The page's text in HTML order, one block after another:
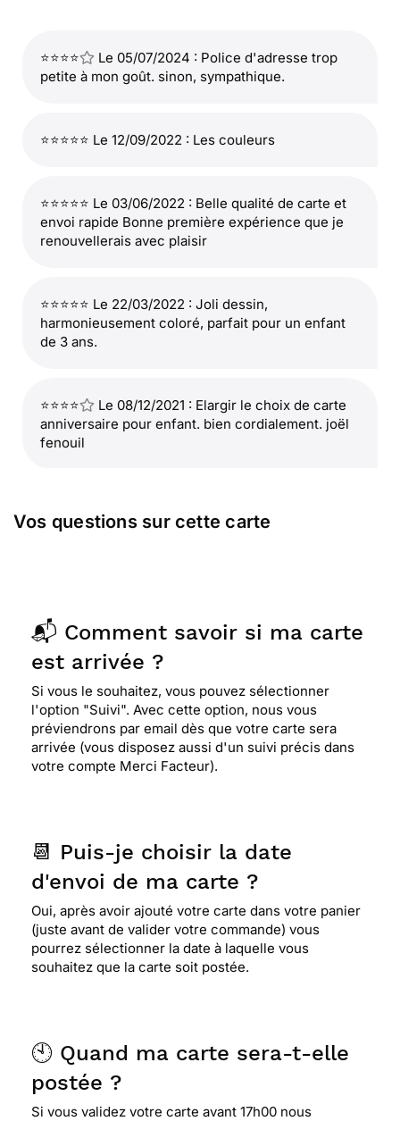
⭐⭐⭐⭐
Le 05/07/2024 : Police d'adresse trop
petite à mon goût. sinon, sympathique.
⭐⭐⭐⭐⭐ Le 12/09/2022 : Les couleurs
⭐⭐⭐⭐⭐ Le 03/06/2022 : Belle qualité de carte et
envoi rapide Bonne première expérience que je
renouvellerais avec plaisir
⭐⭐⭐⭐⭐ Le 22/03/2022 : Joli dessin,
harmonieusement coloré, parfait pour un enfant
de 3 ans.
⭐⭐⭐⭐
Le 08/12/2021 : Elargir le choix de carte
anniversaire pour enfant. bien cordialement. joël
fenouil
⭐⭐⭐⭐⭐ Le 16/04/2020 : J'ai reçu le double de la
carte que j'ai envoyé et nous sommes
entièrement satisfait ..Bien sur j'ai fais une erreur
en envoyant mon courrier .Donc j'ai eu le double
.Mais la carte d'anniversaire est très belle .Le
texte très bien mis en valeur ..Merci Facteur
⭐⭐⭐⭐⭐ Le 29/03/2020 : Top tip top. J'adore ces
cartes
⭐⭐⭐⭐⭐ Le 20/05/2019 : Super
vente m'a répondu très rapidement et avec
beaucoup de courtoisie. Je suis très satisfaite
merci !
Vos questions sur cette carte
📬 Comment savoir si ma carte
est arrivée ?
Si vous le souhaitez, vous pouvez sélectionner
l'option "Suivi". Avec cette option, nous vous
préviendrons par email dès que votre carte sera
arrivée (vous disposez aussi d'un suivi précis dans
votre compte Merci Facteur).
📆 Puis-je choisir la date
d'envoi de ma carte ?
Oui, après avoir ajouté votre carte dans votre panier
(juste avant de valider votre commande) vous
pourrez sélectionner la date à laquelle vous
souhaitez que la carte soit postée.
🕙 Quand ma carte sera-t-elle
postée ?
Si vous validez votre carte avant 17h00 nous